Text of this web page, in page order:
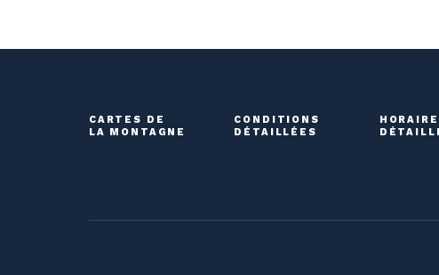
CARTES DE
LA MONTAGNE
CONDITIONS
DÉTAILLÉES
HORAIRE